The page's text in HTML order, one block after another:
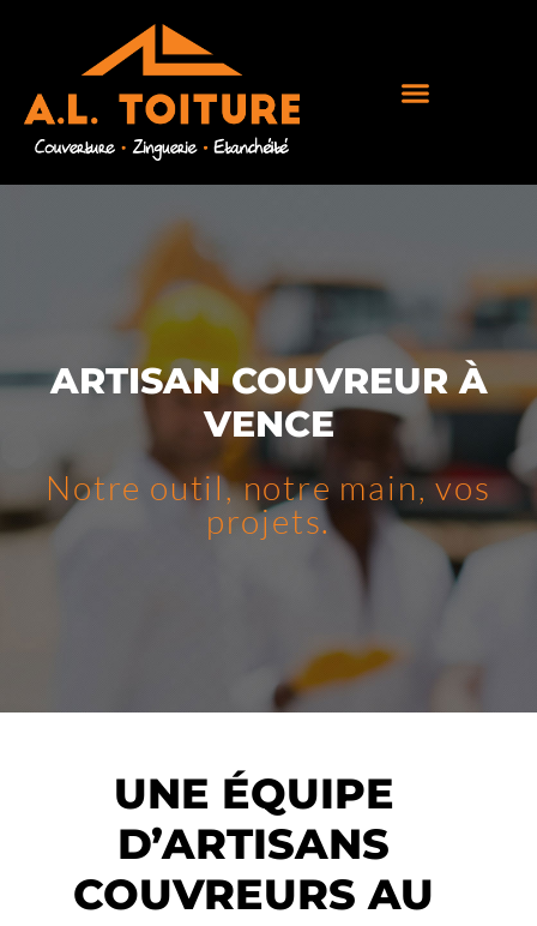
ARTISAN COUVREUR À
VENCE
Notre outil, notre main, vos
projets.
UNE ÉQUIPE
D’ARTISANS
COUVREURS AU